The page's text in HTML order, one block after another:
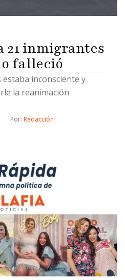
21 inmigrantes
falleció
inconsciente y
la reanimación
Por: Redacción